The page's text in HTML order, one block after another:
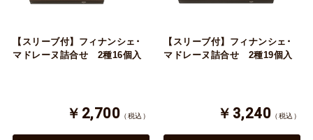
【スリーブ付】フィナンシェ･
マドレーヌ詰合せ 2種16個入
￥2,700 （税込）
【スリーブ付】フィナンシェ･
マドレーヌ詰合せ 2種19個入
￥3,240 （税込）